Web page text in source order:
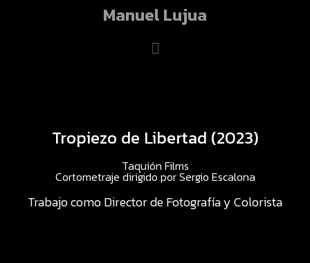
Manuel Lujua
Tropiezo de Libertad (2023)
Taquión Films
Cortometraje dirigido por Sergio Escalona
Trabajo como Director de Fotografía y Colorista